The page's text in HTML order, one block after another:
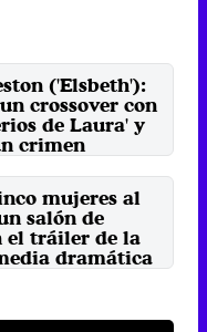
('Elsbeth'):
crossover con
de Laura' y
crimen
mujeres al
salón de
el tráiler de la
dramática